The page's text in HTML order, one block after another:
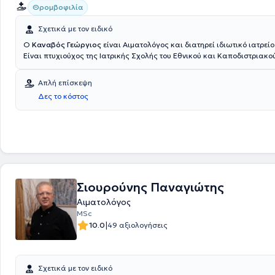
Θρομβοφιλία
Σχετικά με τον ειδικό
Ο Καναβός Γεώργιος είναι Αιματολόγος και διατηρεί ιδιωτικό
Είναι πτυχιούχος της Ιατρικής Σχολής του Εθνικού και
καταστάσεις θρομβοφιλίας (κληρονομικής και επίκτητης) και στην
κύησης. Επιπλέον, πέρα από το ιδιωτικό του ιατρείο, είναι Υπεύθυνος
Αιματολογικού Εργαστηρίου και του Τμήματος πήξης / αιμοδοσίας στη
- Μαιευτική Κλινική "ΡΕΑ". Τέλος, ο γιατρός είναι μέλος της Ελληνικής
Απλή επίσκεψη
Δες το κόστος
Σιουρούνης Παναγιώτης
Αιματολόγος
MSc
10.0|49 αξιολογήσεις
Σχετικά με τον ειδικό